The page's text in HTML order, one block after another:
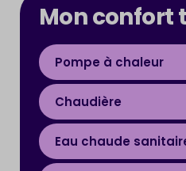
Mon confort
Pompe à chaleur
Chaudière
Eau chaude